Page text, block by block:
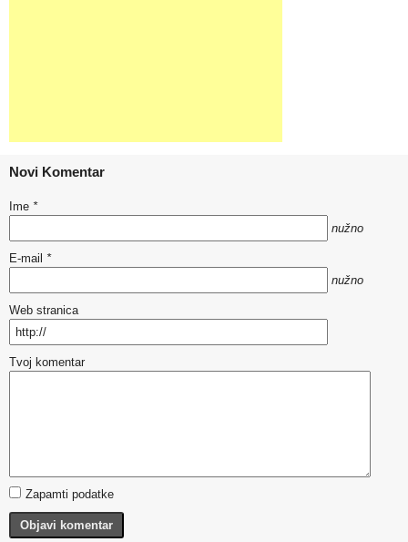
Novi Komentar
Ime *
nužno
E-mail *
nužno
Web stranica
Tvoj komentar
Zapamti podatke
Objavi komentar